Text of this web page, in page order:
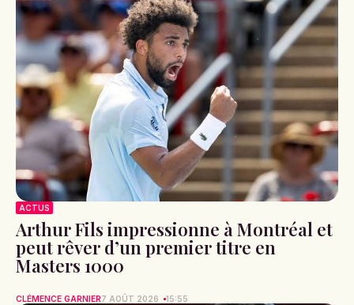
ACTUS
Arthur Fils impressionne à Montréal et
peut rêver d’un premier titre en
Masters 1000
CLÉMENCE GARNIER7 AOÛT 2026 15:55